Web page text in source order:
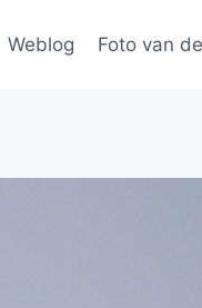
Weblog Foto van